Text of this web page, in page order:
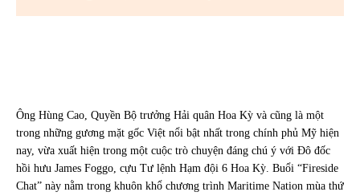
Ông Hùng Cao, Quyền Bộ trưởng Hải quân Hoa Kỳ và cũng là một
trong những gương mặt gốc Việt nổi bật nhất trong chính phủ Mỹ hiện
nay, vừa xuất hiện trong một cuộc trò chuyện đáng chú ý với Đô đốc
hồi hưu James Foggo, cựu Tư lệnh Hạm đội 6 Hoa Kỳ. Buổi “Fireside
Chat” này nằm trong khuôn khổ chương trình Maritime Nation mùa thứ